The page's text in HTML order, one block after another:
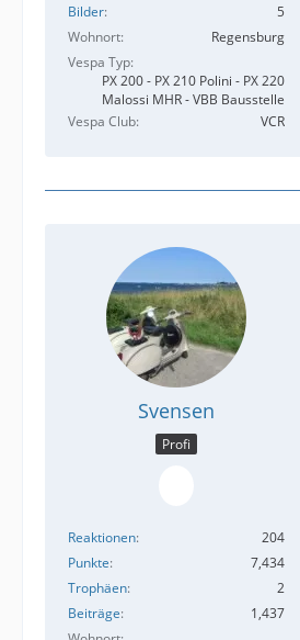
Bilder
5
Wohnort
Regensburg
Vespa Typ
PX 200 - PX 210 Polini - PX 220
Malossi MHR - VBB Bausstelle
Vespa Club
VCR
Svensen
Profi
Reaktionen
204
Punkte
7,434
Trophäen
2
Beiträge
1,437